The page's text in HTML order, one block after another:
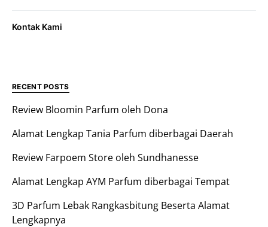
Kontak Kami
RECENT POSTS
Review Bloomin Parfum oleh Dona
Alamat Lengkap Tania Parfum diberbagai Daerah
Review Farpoem Store oleh Sundhanesse
Alamat Lengkap AYM Parfum diberbagai Tempat
3D Parfum Lebak Rangkasbitung Beserta Alamat
Lengkapnya